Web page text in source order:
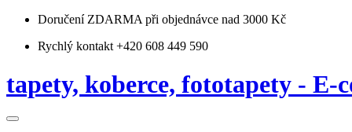
Doručení ZDARMA při objednávce nad 3000 Kč
Rychlý kontakt +420 608 449 590
tapety, koberce, fototapety - E-